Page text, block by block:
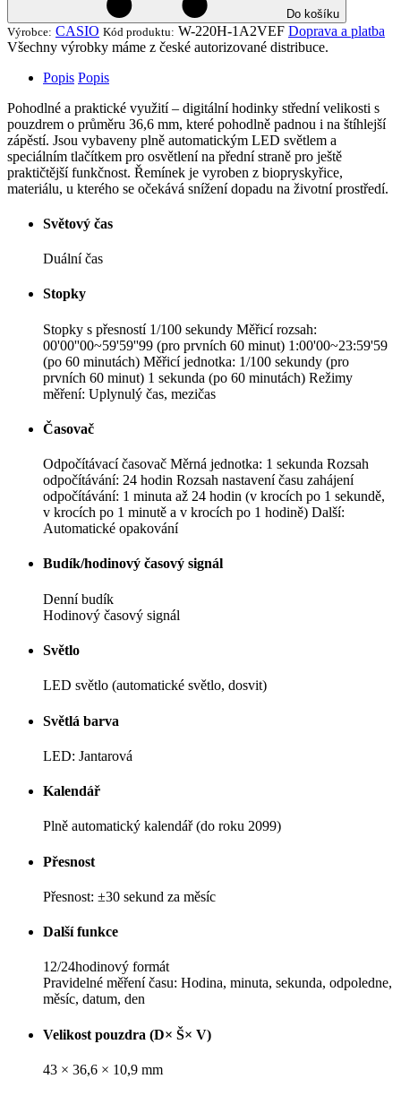
Do košíku
Výrobce: CASIO Kód produktu: W-220H-1A2VEF Doprava a platba
Všechny výrobky máme z české autorizované distribuce.
Popis Popis
Pohodlné a praktické využití – digitální hodinky střední velikosti s
pouzdrem o průměru 36,6 mm, které pohodlně padnou i na štíhlejší
zápěstí. Jsou vybaveny plně automatickým LED světlem a
speciálním tlačítkem pro osvětlení na přední straně pro ještě
praktičtější funkčnost. Řemínek je vyroben z biopryskyřice,
materiálu, u kterého se očekává snížení dopadu na životní prostředí.
Světový čas
Duální čas
Stopky
Stopky s přesností 1/100 sekundy Měřicí rozsah:
00'00''00~59'59''99 (pro prvních 60 minut) 1:00'00~23:59'59
(po 60 minutách) Měřicí jednotka: 1/100 sekundy (pro
prvních 60 minut) 1 sekunda (po 60 minutách) Režimy
měření: Uplynulý čas, mezičas
Časovač
Odpočítávací časovač Měrná jednotka: 1 sekunda Rozsah
odpočítávání: 24 hodin Rozsah nastavení času zahájení
odpočítávání: 1 minuta až 24 hodin (v krocích po 1 sekundě,
v krocích po 1 minutě a v krocích po 1 hodině) Další:
Automatické opakování
Budík/hodinový časový signál
Denní budík
Hodinový časový signál
Světlo
LED světlo (automatické světlo, dosvit)
Světlá barva
LED: Jantarová
Kalendář
Plně automatický kalendář (do roku 2099)
Přesnost
Přesnost: ±30 sekund za měsíc
Další funkce
12/24hodinový formát
Pravidelné měření času: Hodina, minuta, sekunda, odpoledne,
měsíc, datum, den
Velikost pouzdra (D× Š× V)
43 × 36,6 × 10,9 mm